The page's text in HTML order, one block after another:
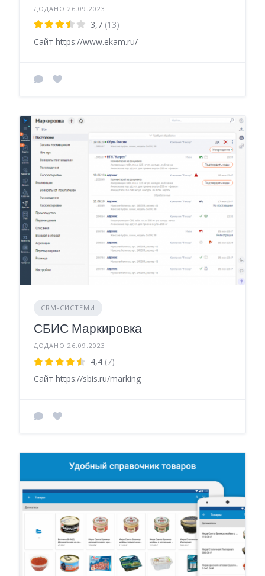
ДОДАНО 26.09.2023
3,7 (13)
Сайт https://www.ekam.ru/
CRM-СИСТЕМИ
СБИС Маркировка
ДОДАНО 26.09.2023
4,4 (7)
Сайт https://sbis.ru/marking